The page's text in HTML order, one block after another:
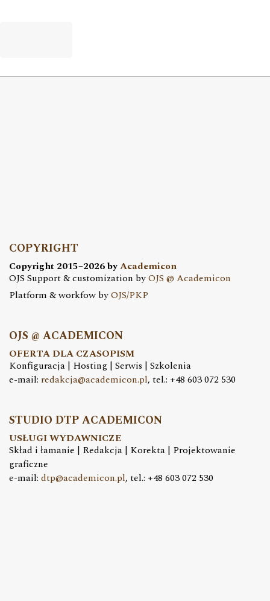
COPYRIGHT
Copyright 2015–2026 byAcademicon
OJS Support & customization byOJS @ Academicon
Platform & workfow byOJS/PKP
OJS @ ACADEMICON
OFERTA DLA CZASOPISM
Konfiguracja | Hosting | Serwis | Szkolenia
e-mail: redakcja@academicon.pl, tel.: +48 603 072 530
STUDIO DTP ACADEMICON
USŁUGI WYDAWNICZE
Skład i łamanie | Redakcja | Korekta | Projektowanie
graficzne
e-mail: dtp@academicon.pl, tel.: +48 603 072 530